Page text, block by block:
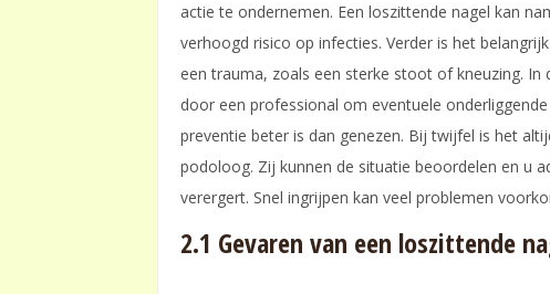
actie te ondernemen. Een loszittende nagel kan
verhoogd risico op infecties. Verder is het
een trauma, zoals een sterke stoot of kneuzing.
door een professional om eventuele
preventie beter is dan genezen. Bij twijfel is het
podoloog. Zij kunnen de situatie beoordelen en u
verergert. Snel ingrijpen kan veel problemen
2.1 Gevaren van een loszittende